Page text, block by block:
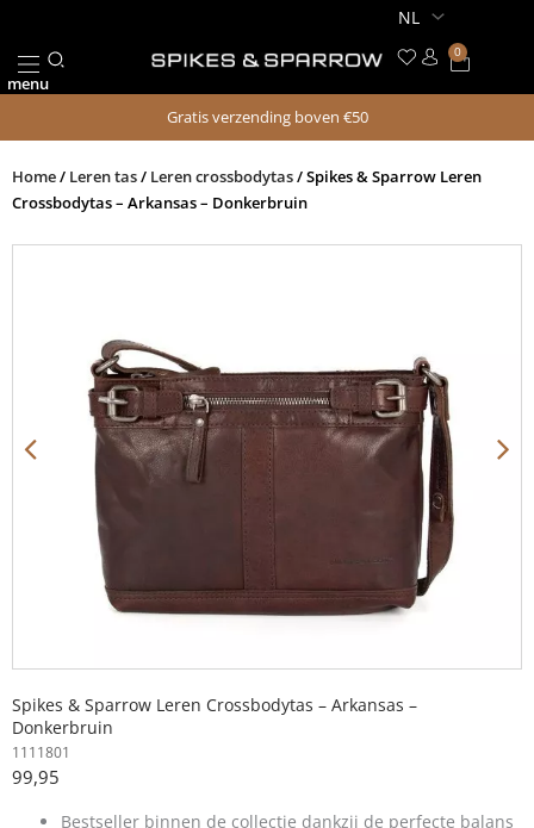
de
inhoud
menu
0
Gratis verzending boven €50
Home/ Leren tas/ Leren crossbodytas/ Spikes & Sparrow Leren
Crossbodytas – Arkansas – Donkerbruin
Spikes & Sparrow Leren Crossbodytas – Arkansas –
Donkerbruin
1111801
99,95
Bestseller binnen de collectie dankzij de perfecte balans